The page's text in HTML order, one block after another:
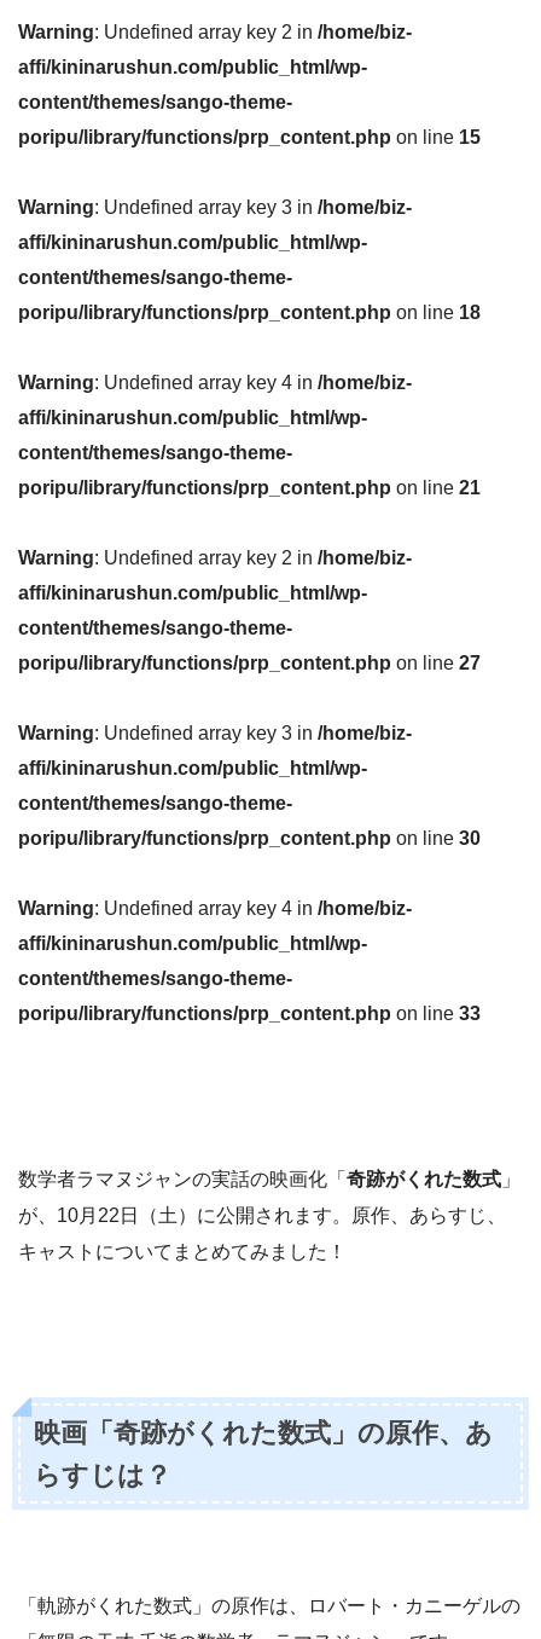
Warning: Undefined array key 2 in /home/biz-
affi/kininarushun.com/public_html/wp-
content/themes/sango-theme-
poripu/library/functions/prp_content.php on line 15
Warning: Undefined array key 3 in /home/biz-
affi/kininarushun.com/public_html/wp-
content/themes/sango-theme-
poripu/library/functions/prp_content.php on line 18
Warning: Undefined array key 4 in /home/biz-
affi/kininarushun.com/public_html/wp-
content/themes/sango-theme-
poripu/library/functions/prp_content.php on line 21
Warning: Undefined array key 2 in /home/biz-
affi/kininarushun.com/public_html/wp-
content/themes/sango-theme-
poripu/library/functions/prp_content.php on line 27
Warning: Undefined array key 3 in /home/biz-
affi/kininarushun.com/public_html/wp-
content/themes/sango-theme-
poripu/library/functions/prp_content.php on line 30
Warning: Undefined array key 4 in /home/biz-
affi/kininarushun.com/public_html/wp-
content/themes/sango-theme-
poripu/library/functions/prp_content.php on line 33
数学者ラマヌジャンの実話の映画化「 奇跡がくれた数式 」
が、10月22日（土）に公開されます。原作、あらすじ、
キャストについてまとめてみました！
映画「奇跡がくれた数式」の原作、あ
らすじは？
「軌跡がくれた数式」の原作は、ロバート・カニーゲルの